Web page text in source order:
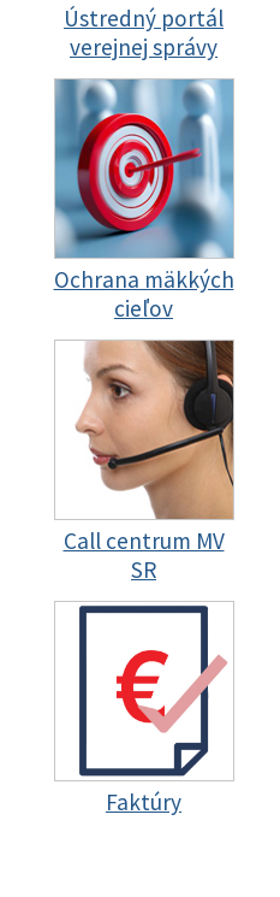
Ústredný portál
verejnej správy
Ochrana mäkkých
cieľov
Call centrum MV
SR
Faktúry